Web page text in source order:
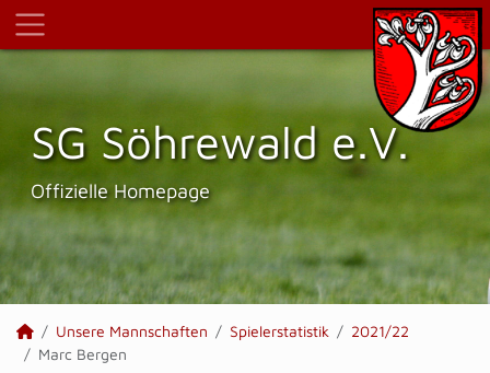
SG Söhrewald e.V.
Offizielle Homepage
Unsere Mannschaften Spielerstatistik
2021/22
Marc Bergen